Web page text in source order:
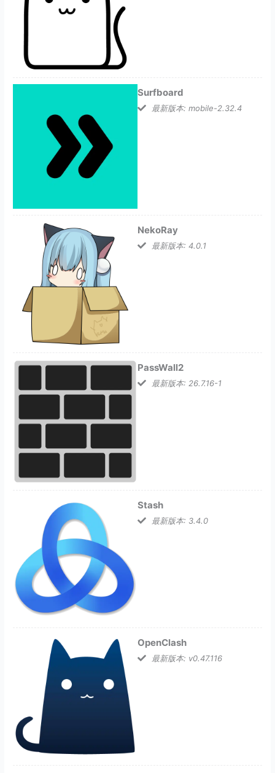
Surfboard
最新版本: mobile-2.32.4
NekoRay
最新版本: 4.0.1
PassWall2
最新版本: 26.7.16-1
Stash
最新版本: 3.4.0
OpenClash
最新版本: v0.47.116